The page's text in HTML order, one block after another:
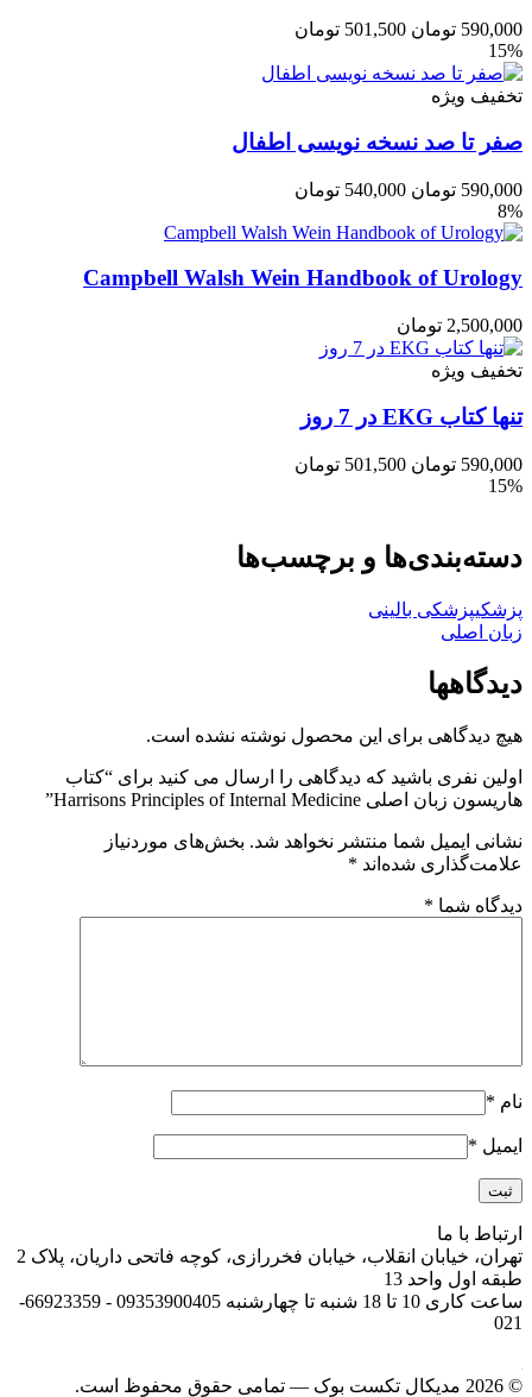
590,000 تومان 501,500 تومان
15%
تخفیف ویژه
صفر تا صد نسخه نویسی اطفال
590,000 تومان 540,000 تومان
8%
Campbell Walsh Wein Handbook of Urology
2,500,000 تومان
تخفیف ویژه
تنها کتاب EKG در 7 روز
590,000 تومان 501,500 تومان
15%
دسته‌بندی‌ها و برچسب‌ها
پزشکیپزشکی بالینی
زبان اصلی
دیدگاهها
هیچ دیدگاهی برای این محصول نوشته نشده است.
اولین نفری باشید که دیدگاهی را ارسال می کنید برای “کتاب
هاریسون زبان اصلی Harrisons Principles of Internal Medicine”
نشانی ایمیل شما منتشر نخواهد شد. بخش‌های موردنیاز
علامت‌گذاری شده‌اند *
دیدگاه شما *
نام *
ایمیل *
ارتباط با ما
تهران، خیابان انقلاب، خیابان فخررازی، کوچه فاتحی داریان، پلاک 2
طبقه اول واحد 13
ساعت کاری 10 تا 18 شنبه تا چهارشنبه 09353900405 - 66923359-
021
© 2026 مدیکال تکست بوک — تمامی حقوق محفوظ است.